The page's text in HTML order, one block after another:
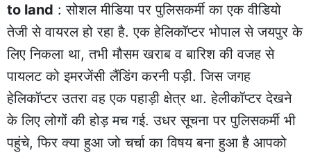
to land : सोशल मीडिया पर पुलिसकर्मी का एक वीडियो
तेजी से वायरल हो रहा है. एक हेलिकॉप्टर भोपाल से जयपुर के
लिए निकला था, तभी मौसम खराब व बारिश की वजह से
पायलट को इमरजेंसी लैंडिंग करनी पड़ी. जिस जगह
हेलिकॉप्टर उतरा वह एक पहाड़ी क्षेत्र था. हेलीकॉप्टर देखने
के लिए लोगों की होड़ मच गई. उधर सूचना पर पुलिसकर्मी भी
पहुंचे, फिर क्या हुआ जो चर्चा का विषय बना हुआ है आपको